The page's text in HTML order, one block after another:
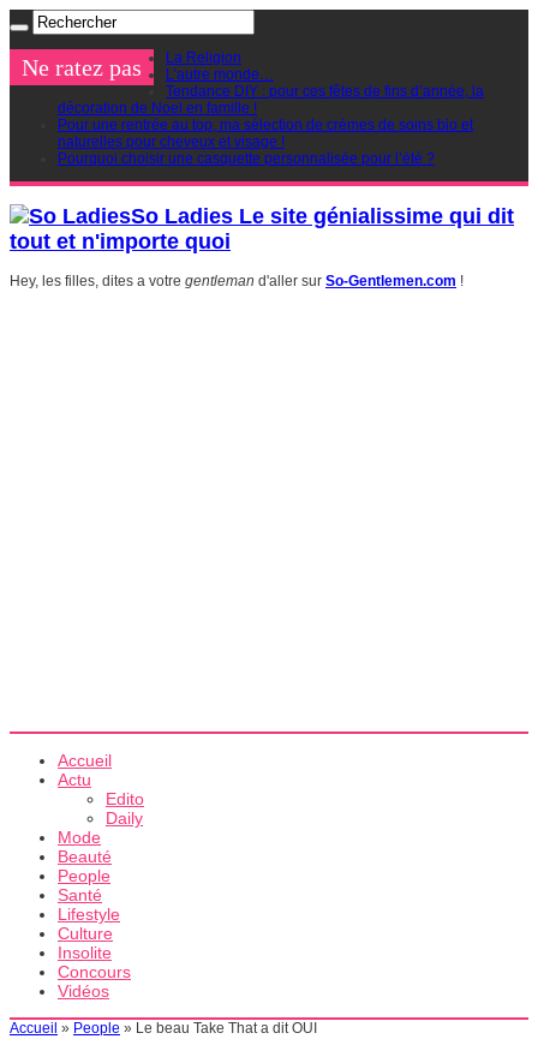
Ne ratez pas
La Religion
L’autre monde…
Tendance DIY : pour ces fêtes de fins d’année, la
décoration de Noel en famille !
Pour une rentrée au top, ma sélection de crèmes de soins bio et
naturelles pour cheveux et visage !
Pourquoi choisir une casquette personnalisée pour l’été ?
So Ladies Le site génialissime qui dit
tout et n'importe quoi
Hey, les filles, dites a votre gentleman d'aller sur So-Gentlemen.com !
Accueil
Actu
Edito
Daily
Mode
Beauté
People
Santé
Lifestyle
Culture
Insolite
Concours
Vidéos
Accueil » People » Le beau Take That a dit OUI